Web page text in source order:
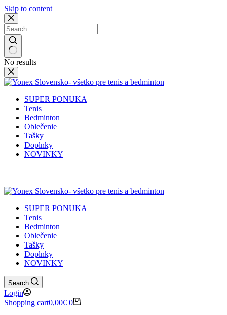
Skip to content
No results
SUPER PONUKA
Tenis
Bedminton
Oblečenie
Tašky
Doplnky
NOVINKY
SUPER PONUKA
Tenis
Bedminton
Oblečenie
Tašky
Doplnky
NOVINKY
Search
Login
Shopping cart0,00€ 0